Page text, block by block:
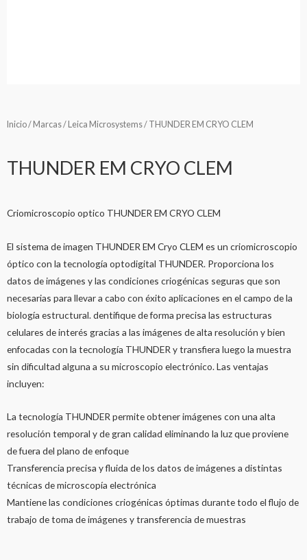
Inicio/ Marcas/ Leica Microsystems/ THUNDER EM CRYO CLEM
THUNDER EM CRYO CLEM
Criomicroscopio optico THUNDER EM CRYO CLEM
El sistema de imagen THUNDER EM Cryo CLEM es un criomicroscopio
óptico con la tecnología optodigital THUNDER. Proporciona los
datos de imágenes y las condiciones criogénicas seguras que son
necesarias para llevar a cabo con éxito aplicaciones en el campo de la
biología estructural. dentifique de forma precisa las estructuras
celulares de interés gracias a las imágenes de alta resolución y bien
enfocadas con la tecnología THUNDER y transfiera luego la muestra
sin dificultad alguna a su microscopio electrónico. Las ventajas
incluyen:
La tecnología THUNDER permite obtener imágenes con una alta
resolución temporal y de gran calidad eliminando la luz que proviene
de fuera del plano de enfoque
Transferencia precisa y fluida de los datos de imágenes a distintas
técnicas de microscopía electrónica
Mantiene las condiciones criogénicas óptimas durante todo el flujo de
trabajo de toma de imágenes y transferencia de muestras